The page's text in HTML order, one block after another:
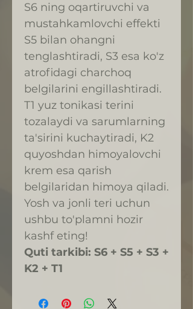
S6 ning oqartiruvchi va
mustahkamlovchi effekti
S5 bilan ohangni
tenglashtiradi, S3 esa ko'z
atrofidagi charchoq
belgilarini engillashtiradi.
T1 yuz tonikasi terini
tozalaydi va sarumlarning
ta'sirini kuchaytiradi, K2
quyoshdan himoyalovchi
krem esa qarish
belgilaridan himoya qiladi.
Yosh va jonli teri uchun
ushbu to'plamni hozir
kashf eting!
Quti tarkibi: S6 + S5 + S3 +
K2 + T1